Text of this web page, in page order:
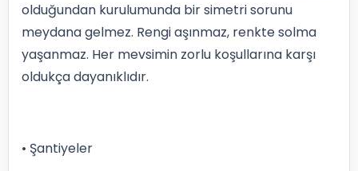
olduğundan kurulumunda bir simetri sorunu
meydana gelmez. Rengi aşınmaz, renkte solma
yaşanmaz. Her mevsimin zorlu koşullarına karşı
oldukça dayanıklıdır.
• Şantiyeler